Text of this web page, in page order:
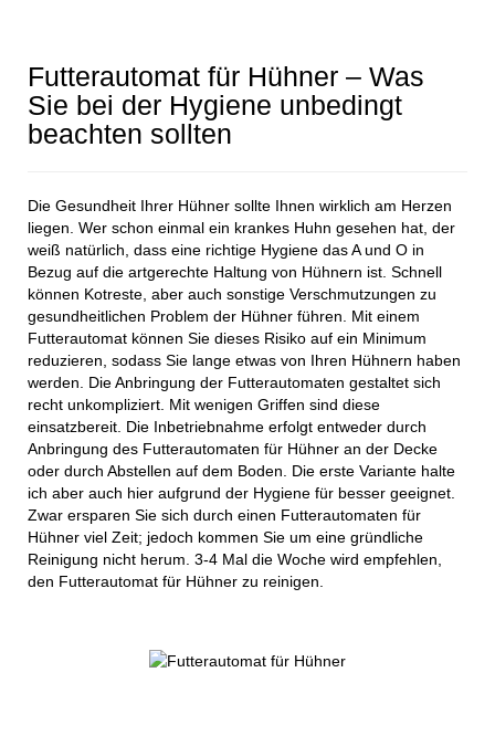
Futterautomat für Hühner – Was
Sie bei der Hygiene unbedingt
beachten sollten
Die Gesundheit Ihrer Hühner sollte Ihnen wirklich am Herzen
liegen. Wer schon einmal ein krankes Huhn gesehen hat, der
weiß natürlich, dass eine richtige Hygiene das A und O in
Bezug auf die artgerechte Haltung von Hühnern ist. Schnell
können Kotreste, aber auch sonstige Verschmutzungen zu
gesundheitlichen Problem der Hühner führen. Mit einem
Futterautomat können Sie dieses Risiko auf ein Minimum
reduzieren, sodass Sie lange etwas von Ihren Hühnern haben
werden. Die Anbringung der Futterautomaten gestaltet sich
recht unkompliziert. Mit wenigen Griffen sind diese
einsatzbereit. Die Inbetriebnahme erfolgt entweder durch
Anbringung des Futterautomaten für Hühner an der Decke
oder durch Abstellen auf dem Boden. Die erste Variante halte
ich aber auch hier aufgrund der Hygiene für besser geeignet.
Zwar ersparen Sie sich durch einen Futterautomaten für
Hühner viel Zeit; jedoch kommen Sie um eine gründliche
Reinigung nicht herum. 3-4 Mal die Woche wird empfehlen,
den Futterautomat für Hühner zu reinigen.